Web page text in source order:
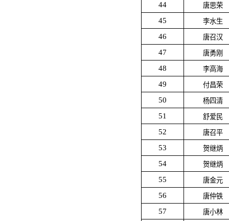
44 唐思荣
45 李水生
46 唐召汉
47 唐勇刚
48 李高海
49 付昌荣
50 杨四清
51 舒爱民
52 唐召平
53 贺继炳
54 贺继炳
55 唐金元
56 唐仲铁
57 唐小林